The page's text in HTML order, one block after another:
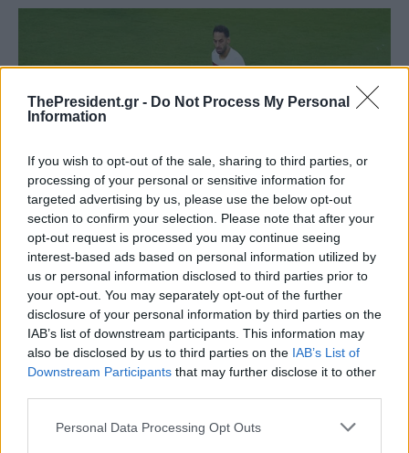
ThePresident.gr - Do Not Process My Personal
Information
If you wish to opt-out of the sale, sharing to third parties, or
processing of your personal or sensitive information for
targeted advertising by us, please use the below opt-out
section to confirm your selection. Please note that after your
opt-out request is processed you may continue seeing
interest-based ads based on personal information utilized by
us or personal information disclosed to third parties prior to
your opt-out. You may separately opt-out of the further
disclosure of your personal information by third parties on the
IAB’s list of downstream participants. This information may
also be disclosed by us to third parties on the IAB’s List of
Downstream Participants that may further disclose it to other
Personal Data Processing Opt Outs